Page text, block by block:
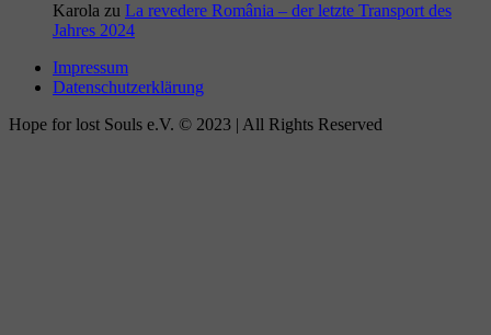
Karola zu La revedere România – der letzte Transport des
Jahres 2024
Impressum
Datenschutzerklärung
Hope for lost Souls e.V. © 2023 | All Rights Reserved